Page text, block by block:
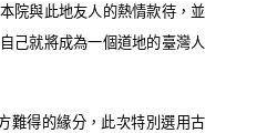
院與此地友人的熱情款待，並
己就將成為一個道地的臺灣人
難得的緣分，此次特別選用古